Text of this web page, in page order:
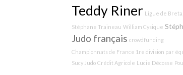
Teddy Riner Ligue de
Stéphane Traineau William Cysique
Judo français crowdfunding
Championnats de France 1re division par
Sucy Judo Crédit Agricole Lucie Décosse